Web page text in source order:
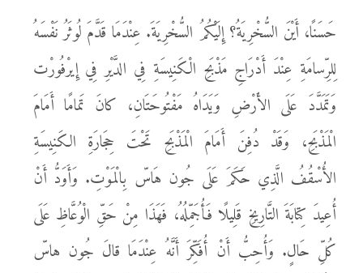
حَسَنًا، أَيْنَ السُّخْرِيَةُ؟ إِلَيْكُمُ السُّخْرِيَةَ. عِنْدَمَا قَدَّمَ لُوثَرُ نَفْسَهُ
لِلرِّسامَةِ عِنْدَ أَدْرَاجِ مَذْبَحِ الْكَنِيسَةِ فِي الدَّيْرِ فِي إِيرْفُورْت
وَتَمَدَّدَ عَلَى الأَرْضِ وَيَدَاهُ مَفْتُوحَتَانِ، كانَ تَمامًا أَمَامَ
الْمَذْبَحِ، وَقَدْ دُفِنَ أَمَامَ الْمَذْبَحِ تَحْتَ حِجَارَةِ الكَنِيسَةِ
الأُسْقُفُ الَّذِي حَكَمَ عَلَى جُون هَاسّ بِالْمَوْتِ. وَأَوَدُّ أَنْ
أُعِيدَ كِتابَةَ التَّارِيخِ قَلِيلًا فَأُجَمِّلُهُ، فَهَذَا مِنْ حَقِّ الْوُعَّاظِ عَلَى
كُلِّ حَالٍ. وَأُحِبُّ أَنْ أُفَكِّرَ أَنَّهُ عِنْدَمَا قالَ جُون هاسّ